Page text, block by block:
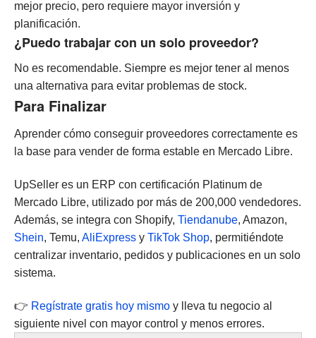
mejor precio, pero requiere mayor inversión y
planificación.
¿Puedo trabajar con un solo proveedor?
No es recomendable. Siempre es mejor tener al menos
una alternativa para evitar problemas de stock.
Para Finalizar
Aprender cómo conseguir proveedores correctamente es
la base para vender de forma estable en Mercado Libre.
UpSeller es un ERP con certificación Platinum de
Mercado Libre, utilizado por más de 200,000 vendedores.
Además, se integra con Shopify, Tiendanube, Amazon,
Shein, Temu, AliExpress y TikTok Shop, permitiéndote
centralizar inventario, pedidos y publicaciones en un solo
sistema.
👉 Regístrate gratis hoy mismo y lleva tu negocio al
siguiente nivel con mayor control y menos errores.